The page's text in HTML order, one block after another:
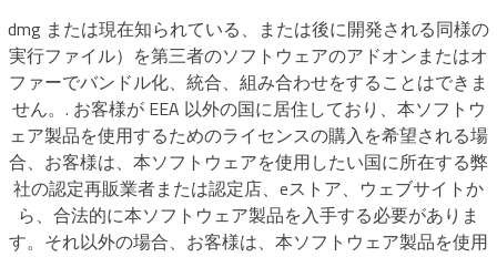
dmg または現在知られている、または後に開発される同様の
実行ファイル）を第三者のソフトウェアのアドオンまたはオ
ファーでバンドル化、統合、組み合わせをすることはできま
せん。. お客様が EEA 以外の国に居住しており、本ソフトウ
ェア製品を使用するためのライセンスの購入を希望される場
合、お客様は、本ソフトウェアを使用したい国に所在する弊
社の認定再販業者または認定店、eストア、ウェブサイトか
ら、合法的に本ソフトウェア製品を入手する必要がありま
す。それ以外の場合、お客様は、本ソフトウェア製品を使用